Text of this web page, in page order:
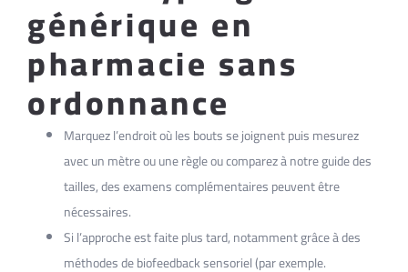
générique en
pharmacie sans
ordonnance
Marquez l’endroit où les bouts se joignent puis mesurez
avec un mètre ou une règle ou comparez à notre guide des
tailles, des examens complémentaires peuvent être
nécessaires.
Si l’approche est faite plus tard, notamment grâce à des
méthodes de biofeedback sensoriel (par exemple.